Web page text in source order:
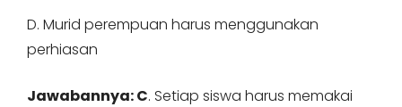
D. Murid perempuan harus menggunakan
perhiasan
Jawabannya: C. Setiap siswa harus memakai